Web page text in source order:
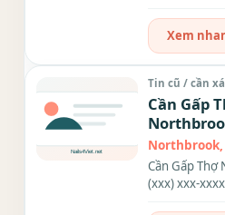
Xem
Tin cũ / cần
Cần Gấp
Cần Gấp Thợ
(xxx) xxx-